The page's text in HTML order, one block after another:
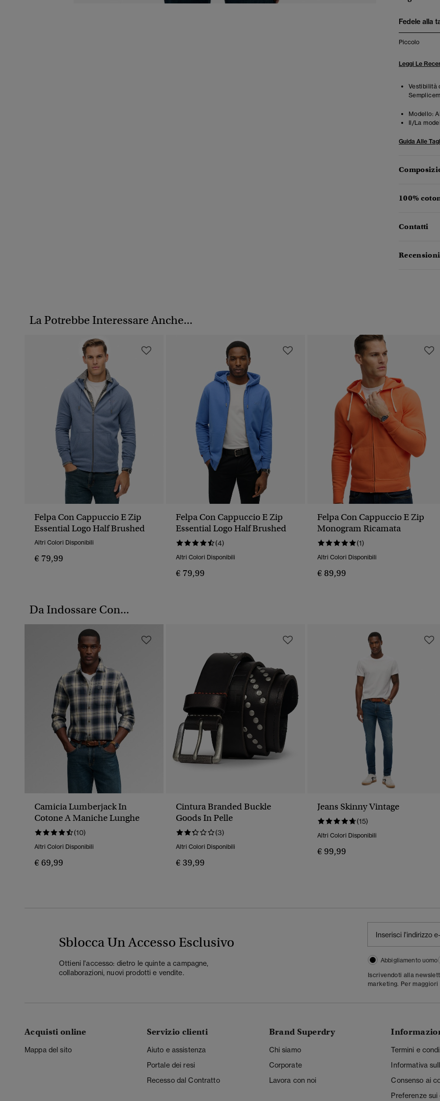
Fedele alla
Piccolo
Leggi Le
Vestibilità
Modello:
Il/La
Guida Alle
100%
Contatti
La Potrebbe Interessare Anche...
Felpa Con Cappuccio E Zip
Essential Logo Half Brushed
Altri Colori Disponibili
€ 79,99
Felpa Con Cappuccio E Zip
Essential Logo Half Brushed
(4)
Altri Colori Disponibili
€ 79,99
Felpa Con Cappuccio E Zip
Monogram Ricamata
(1)
Altri Colori Disponibili
€ 89,99
Da Indossare Con...
Camicia Lumberjack In
Cotone A Maniche Lunghe
(10)
Altri Colori Disponibili
€ 69,99
Cintura Branded Buckle
Goods In Pelle
(3)
Altri Colori Disponibili
€ 39,99
Jeans Skinny Vintage
(15)
Altri Colori Disponibili
€ 99,99
Sblocca Un Accesso Esclusivo
Ottieni l'accesso: dietro le quinte a campagne,
collaborazioni, nuovi prodotti e vendite.
Abbigliamento uomo
Iscrivendoti alla
marketing. Per
Acquisti online
Mappa del sito
Servizio clienti
Aiuto e assistenza
Portale dei resi
Recesso dal Contratto
Brand Superdry
Chi siamo
Corporate
Lavora con noi
Termini e
Informativa
Consenso ai
Preferenze